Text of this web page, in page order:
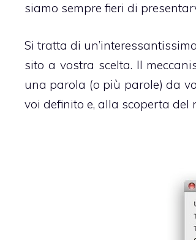
siamo sempre fieri di
Si tratta di un’interessantissima
sito a vostra scelta. Il
una parola (o più parole) da
voi definito e, alla scoperta del